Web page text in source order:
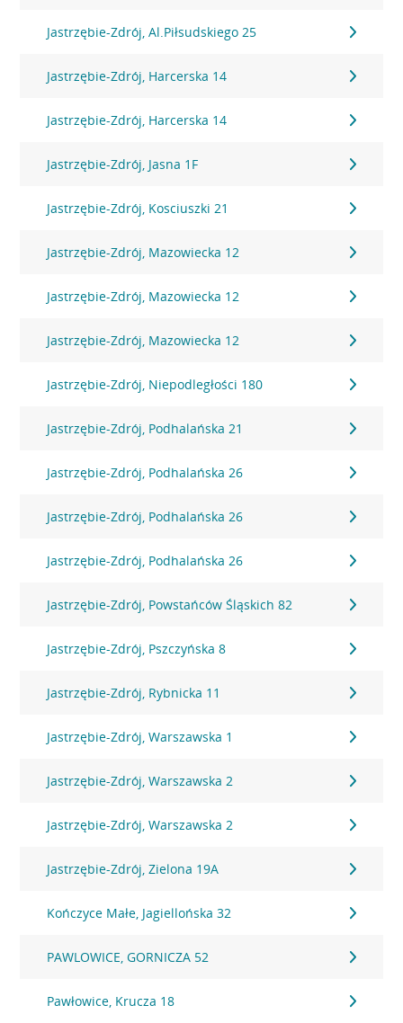
Jastrzębie-Zdrój, Al.Piłsudskiego 25
Jastrzębie-Zdrój, Harcerska 14
Jastrzębie-Zdrój, Harcerska 14
Jastrzębie-Zdrój, Jasna 1F
Jastrzębie-Zdrój, Kosciuszki 21
Jastrzębie-Zdrój, Mazowiecka 12
Jastrzębie-Zdrój, Mazowiecka 12
Jastrzębie-Zdrój, Mazowiecka 12
Jastrzębie-Zdrój, Niepodległości 180
Jastrzębie-Zdrój, Podhalańska 21
Jastrzębie-Zdrój, Podhalańska 26
Jastrzębie-Zdrój, Podhalańska 26
Jastrzębie-Zdrój, Podhalańska 26
Jastrzębie-Zdrój, Powstańców Śląskich 82
Jastrzębie-Zdrój, Pszczyńska 8
Jastrzębie-Zdrój, Rybnicka 11
Jastrzębie-Zdrój, Warszawska 1
Jastrzębie-Zdrój, Warszawska 2
Jastrzębie-Zdrój, Warszawska 2
Jastrzębie-Zdrój, Zielona 19A
Kończyce Małe, Jagiellońska 32
PAWLOWICE, GORNICZA 52
Pawłowice, Krucza 18